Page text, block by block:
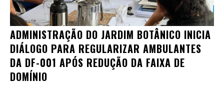
ADMINISTRAÇÃO DO JARDIM BOTÂNICO INICIA
DIÁLOGO PARA REGULARIZAR AMBULANTES
DA DF-001 APÓS REDUÇÃO DA FAIXA DE
DOMÍNIO